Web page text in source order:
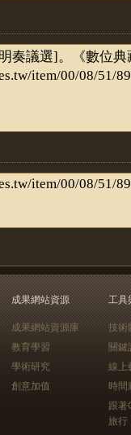
成果網站資源
成果網站資源庫
教育學習
學術研究
創意加值
工具
技術
關鍵
線上
時間
跟
旅行